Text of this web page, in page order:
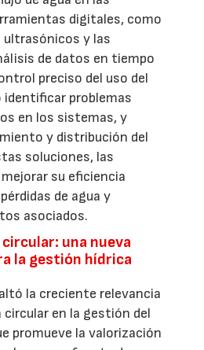
digitales, como
y las
de datos en tiempo
preciso del uso del
identificar problemas
en los sistemas, y
y distribución del
soluciones, las
su eficiencia
de agua y
asociados.
una nueva
la gestión hídrica
la creciente relevancia
circular en la gestión del
promueve la valorización